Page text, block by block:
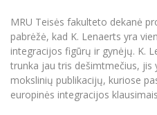
Korupcijos
darbuotojams
Mokslininkų
Bendruomenės
Darbuotojų
MRU norminių
MRU Teisės fakulteto dekanė
pabrėžė, kad K. Lenaerts yra
integracijos figūrų ir gynėjų. K.
trunka jau tris dešimtmečius, jis
mokslinių publikacijų, kuriose
europinės integracijos